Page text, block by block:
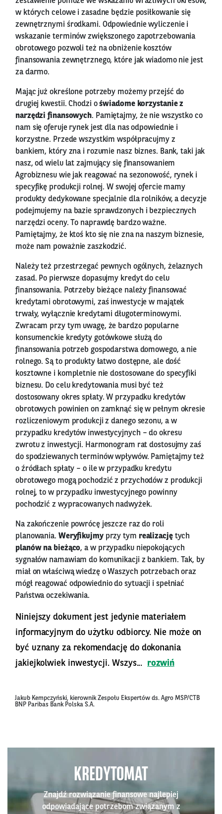
w których celowe i zasadne będzie posiłkowanie się
zewnętrznymi środkami. Odpowiednie wyliczenie i
wskazanie terminów zwiększonego zapotrzebowania
obrotowego pozwoli też na obniżenie kosztów
finansowania zewnętrznego, które jak wiadomo nie jest
za darmo.
Mając już określone potrzeby możemy przejść do
drugiej kwestii. Chodzi oświadome korzystanie z
narzędzi finansowych. Pamiętajmy, że nie wszystko co
nam się oferuje rynek jest dla nas odpowiednie i
korzystne. Przede wszystkim współpracujmy z
bankiem, który zna i rozumie nasz biznes. Bank, taki jak
nasz, od wielu lat zajmujący się finansowaniem
Agrobiznesu wie jak reagować na sezonowość, rynek i
specyfikę produkcji rolnej. W swojej ofercie mamy
produkty dedykowane specjalnie dla rolników, a decyzje
podejmujemy na bazie sprawdzonych i bezpiecznych
narzędzi oceny. To naprawdę bardzo ważne.
Pamiętajmy, że ktoś kto się nie zna na naszym biznesie,
może nam poważnie zaszkodzić.
Należy też przestrzegać pewnych ogólnych, żelaznych
zasad. Po pierwsze dopasujmy kredyt do celu
finansowania. Potrzeby bieżące należy finansować
kredytami obrotowymi, zaś inwestycje w majątek
trwały, wyłącznie kredytami długoterminowymi.
Zwracam przy tym uwagę, że bardzo popularne
konsumenckie kredyty gotówkowe służą do
finansowania potrzeb gospodarstwa domowego, a nie
rolnego. Są to produkty łatwo dostępne, ale dość
kosztowne i kompletnie nie dostosowane do specyfiki
biznesu. Do celu kredytowania musi być też
dostosowany okres spłaty. W przypadku kredytów
obrotowych powinien on zamknąć się w pełnym okresie
rozliczeniowym produkcji z danego sezonu, a w
przypadku kredytów inwestycyjnych – do okresu
zwrotu z inwestycji. Harmonogram rat dostosujmy zaś
do spodziewanych terminów wpływów. Pamiętajmy też
o źródłach spłaty – o ile w przypadku kredytu
obrotowego mogą pochodzić z przychodów z produkcji
rolnej, to w przypadku inwestycyjnego powinny
pochodzić z wypracowanych nadwyżek.
Na zakończenie powrócę jeszcze raz do roli
planowania. Weryfikujmy przy tym realizację tych
planów na bieżąco, a w przypadku niepokojących
sygnałów namawiam do komunikacji z bankiem. Tak, by
miał on właściwą wiedzę o Waszych potrzebach oraz
mógł reagować odpowiednio do sytuacji i spełniać
Państwa oczekiwania.
Niniejszy dokument jest jedynie materiałem
informacyjnym do użytku odbiorcy. Nie może on
być uznany za rekomendację do dokonania
jakiejkolwiek inwestycji. Wszys...
rozwiń
Jakub Kempczyński, kierownik Zespołu Ekspertów ds. Agro MSP/CTB
BNP Paribas Bank Polska S.A.
KREDYTOMAT
Znajdź rozwiązanie finansowe najlepiej
odpowiadające potrzebom związanym z